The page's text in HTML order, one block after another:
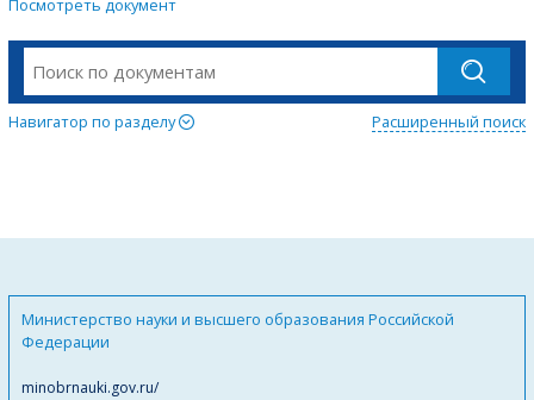
Навигатор по разделу Расширенный поиск
Министерство науки и высшего образования Российской
Федерации
minobrnauki.gov.ru/